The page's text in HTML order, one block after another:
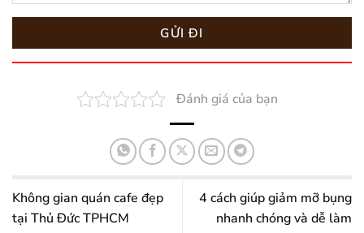
Đánh giá của bạn
Không gian quán cafe đẹp
tại Thủ Đức TPHCM
4 cách giúp giảm mỡ bụng
nhanh chóng và dễ làm